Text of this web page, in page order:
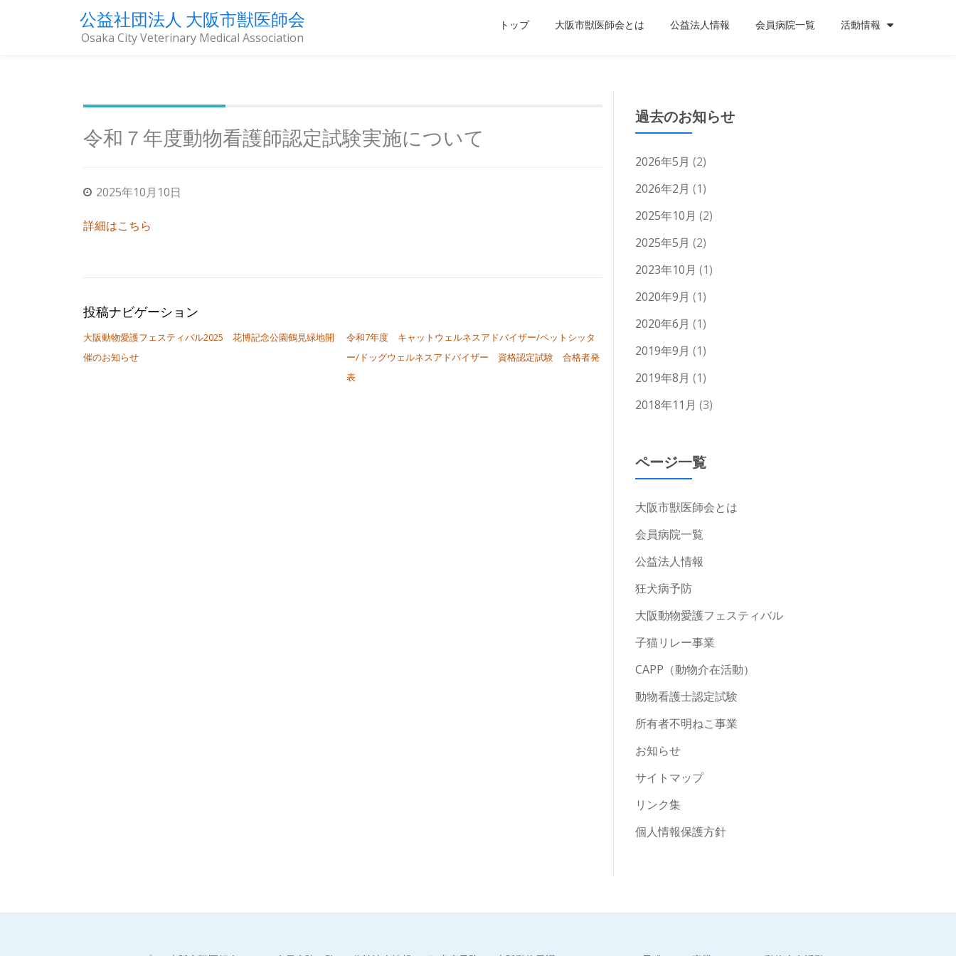
公益社団法人 大阪市獣医師会
Osaka City Veterinary Medical Association
トップ 大阪市獣医師会とは 公益法人情報 会員病院一覧 活動情報
令和７年度動物看護師認定試験実施について
2025年10月10日
詳細はこちら
投稿ナビゲーション
大阪動物愛護フェスティバル2025 花博記念公園鶴見緑地開
催のお知らせ
令和7年度 キャットウェルネスアドバイザー/ペットシッタ
ー/ドッグウェルネスアドバイザー 資格認定試験 合格者発
表
過去のお知らせ
2026年5月 (2)
2026年2月 (1)
2025年10月 (2)
2025年5月 (2)
2023年10月 (1)
2020年9月 (1)
2020年6月 (1)
2019年9月 (1)
2019年8月 (1)
2018年11月 (3)
ページ一覧
大阪市獣医師会とは
会員病院一覧
公益法人情報
狂犬病予防
大阪動物愛護フェスティバル
子猫リレー事業
CAPP（動物介在活動）
動物看護士認定試験
所有者不明ねこ事業
お知らせ
サイトマップ
リンク集
個人情報保護方針